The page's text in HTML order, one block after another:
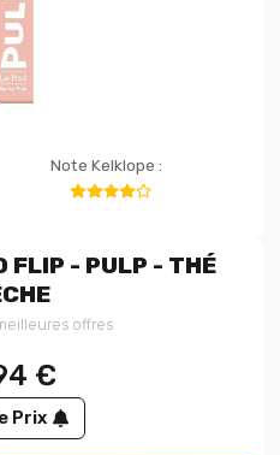
Note Kelklope :
FLIP - PULP - THÉ
offres
€
Prix